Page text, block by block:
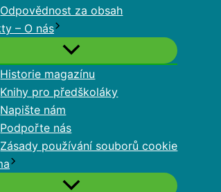
Odpovědnost za obsah
– O nás
Historie magazínu
Knihy pro předškoláky
Napište nám
Podpořte nás
Zásady používání souborů cookie